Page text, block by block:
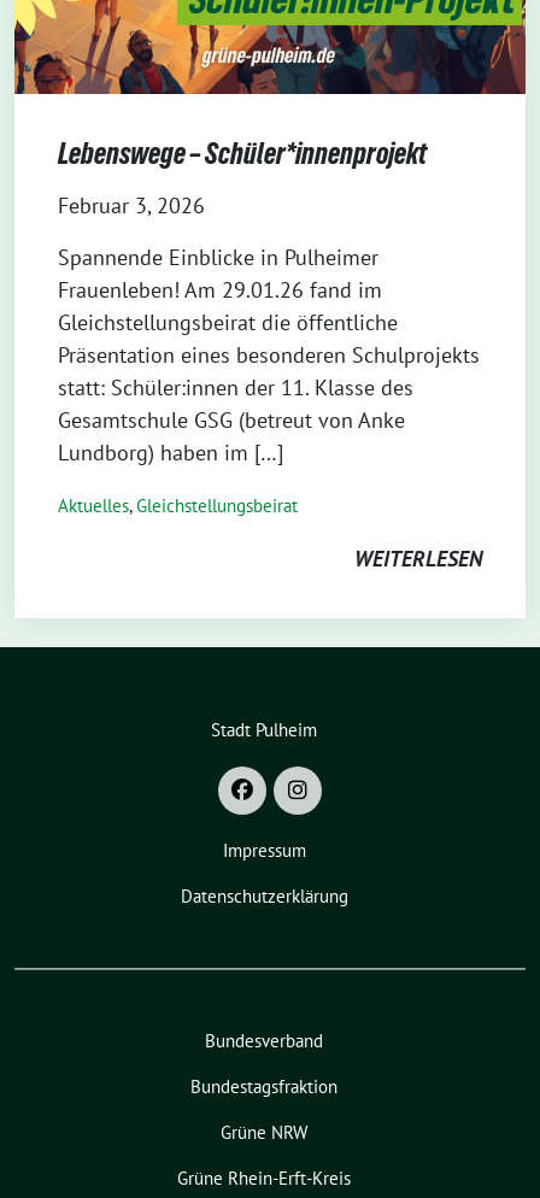
Lebenswege – Schüler*innenprojekt
Februar 3, 2026
Spannende Einblicke in Pulheimer
Frauenleben! Am 29.01.26 fand im
Gleichstellungsbeirat die öffentliche
Präsentation eines besonderen Schulprojekts
statt: Schüler:innen der 11. Klasse des
Gesamtschule GSG (betreut von Anke
Lundborg) haben im […]
Aktuelles,Gleichstellungsbeirat
WEITERLESEN
Stadt Pulheim
Impressum
Datenschutzerklärung
Bundesverband
Bundestagsfraktion
Grüne NRW
Grüne Rhein-Erft-Kreis